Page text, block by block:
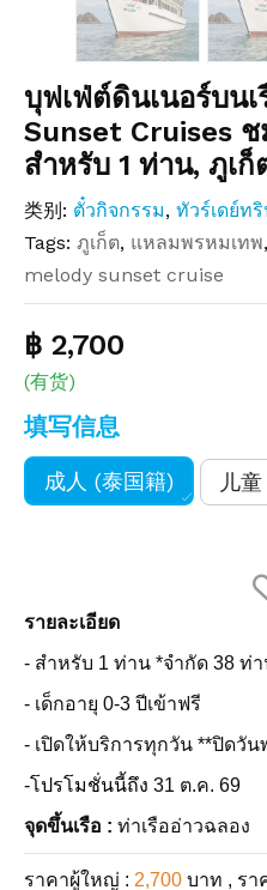
บุฟเฟ่ต์ดินเนอร์บน
Sunset Cruises
สำหรับ 1 ท่าน, ภูเก็
类别: ตั๋วกิจกรรม, ทัวร์เดย์ท
Tags: ภูเก็ต, แหลมพรหมเทพ,
melody sunset cruise
฿ 2,700
(有货)
填写信息
成人 (泰国籍) 儿
รายละเอียด
- สำหรับ 1 ท่าน *จำกัด 38 ท่
- เด็กอายุ 0-3 ปีเข้าฟรี
- เปิดให้บริการทุกวัน **ปิดวัน
-โปรโมชั่นนี้ถึง 31 ต.ค. 69
จุดขึ้นเรือ : ท่าเรืออ่าวฉลอง
ราคาผู้ใหญ่ : 2,700 บาท , รา